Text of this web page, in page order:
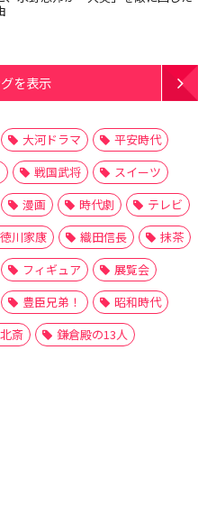
を表示
大河ドラマ
平安時代
戦国武将
スイーツ
漫画 時代劇
テレビ
徳川家康 織田信長
抹茶
フィギュア
展覧会
豊臣兄弟！
昭和時代
斎 鎌倉殿の13人